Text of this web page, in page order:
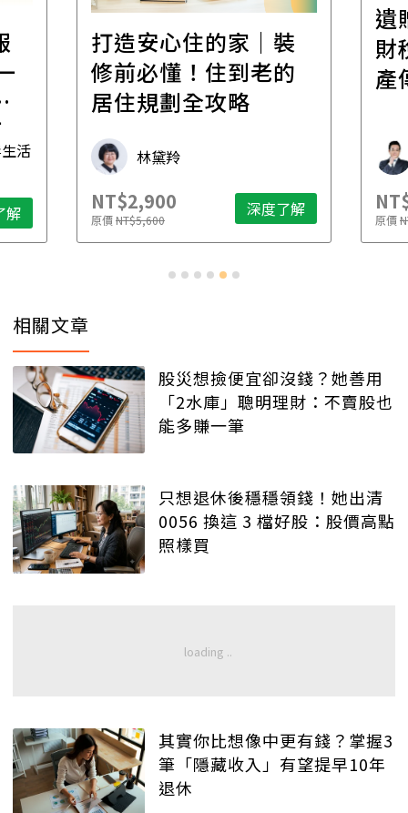
活
解
打造安心住的家｜裝
修前必懂！住到老的
居住規劃全攻略
林黛羚
NT$2,900
原價NT$5,600 深度了解
遺
財
產
原價
相關文章
股災想撿便宜卻沒錢？她善用
「2水庫」聰明理財：不賣股也
能多賺一筆
只想退休後穩穩領錢！她出清
0056 換這 3 檔好股：股價高點
照樣買
其實你比想像中更有錢？掌握3
筆「隱藏收入」有望提早10年
退休